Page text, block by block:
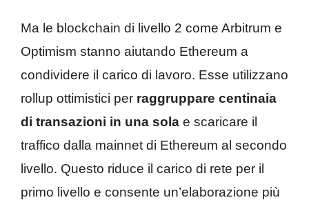
Ma le blockchain di livello 2 come Arbitrum e
Optimism stanno aiutando Ethereum a
condividere il carico di lavoro. Esse utilizzano
rollup ottimistici per raggruppare centinaia
di transazioni in una sola e scaricare il
traffico dalla mainnet di Ethereum al secondo
livello. Questo riduce il carico di rete per il
primo livello e consente un’elaborazione più